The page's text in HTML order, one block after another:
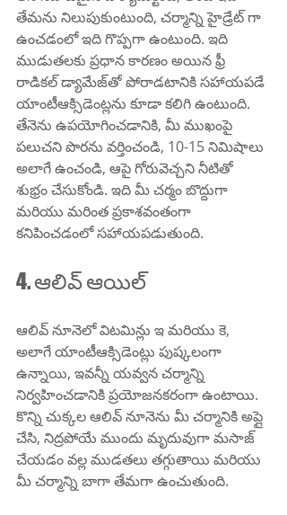
తేమను నిలుపుకుంటుంది, చర్మాన్ని హైడ్రేట్ గా
ఉంచడంలో ఇది గొప్పగా ఉంటుంది. ఇది
ముడుతలకు ప్రధాన కారణం అయిన ఫ్రీ
రాడికల్ డ్యామేజ్‌తో పోరాడటానికి సహాయపడే
యాంటీఆక్సిడెంట్లను కూడా కలిగి ఉంటుంది.
తేనెను ఉపయోగించడానికి, మీ ముఖంపై
పలుచని పొరను వర్తించండి, 10-15 నిమిషాలు
అలాగే ఉంచండి, ఆపై గోరువెచ్చని నీటితో
శుభ్రం చేసుకోండి. ఇది మీ చర్మం బొద్దుగా
మరియు మరింత ప్రకాశవంతంగా
కనిపించడంలో సహాయపడుతుంది.
4. ఆలివ్ ఆయిల్
ఆలివ్ నూనెలో విటమిన్లు ఇ మరియు కె,
అలాగే యాంటీఆక్సిడెంట్లు పుష్కలంగా
ఉన్నాయి, ఇవన్నీ యవ్వన చర్మాన్ని
నిర్వహించడానికి ప్రయోజనకరంగా ఉంటాయి.
కొన్ని చుక్కల ఆలివ్ నూనెను మీ చర్మానికి అప్లై
చేసి, నిద్రపోయే ముందు మృదువుగా మసాజ్
చేయడం వల్ల ముడతలు తగ్గుతాయి మరియు
మీ చర్మాన్ని బాగా తేమగా ఉంచుతుంది.